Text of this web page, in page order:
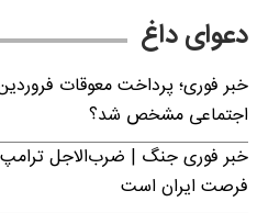
دعوای داغ
خبر فوری؛ پرداخت معوقات
اجتماعی مشخص شد؟
خبر فوری جنگ | ضرب‌الاجل ترامپ
فرصت ایران است